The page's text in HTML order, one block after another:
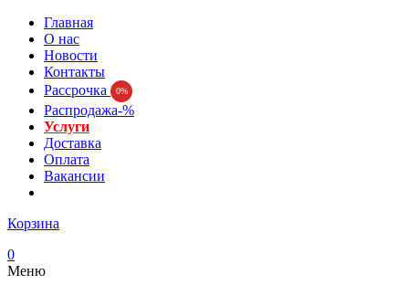
Главная
О нас
Новости
Контакты
Рассрочка
0%
Распродажа-%
Услуги
Доставка
Оплата
Вакансии
Корзина
0
Меню